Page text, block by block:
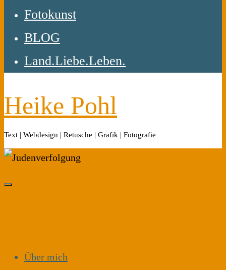
Fotokunst
BLOG
Land.Liebe.Leben.
Heike Pohl
Text | Webdesign | Retusche | Grafik | Fotografie
Über mich